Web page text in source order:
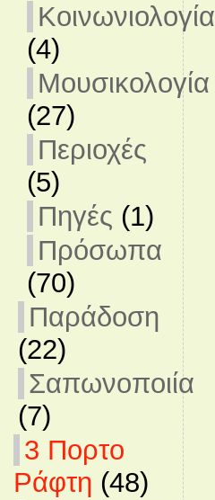
Κοινωνιολογία
(4)
Μουσικολογία
(27)
Περιοχές
(5)
Πηγές (1)
Πρόσωπα
(70)
Παράδοση
(22)
Σαπωνοποιία
(7)
3 Πορτο
Ράφτη (48)